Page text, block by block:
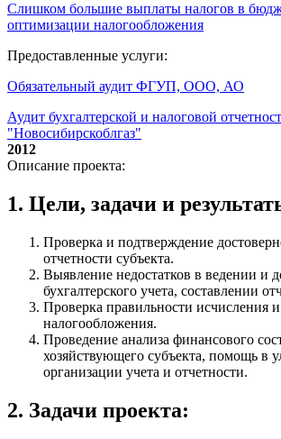
Слишком большие выплаты налогов в
оптимизации налогообложения
Предоставленные услуги:
Обязательный аудит ФГУП, ООО, АО
Аудит бухгалтерской и налоговой
"Новосибирскоблгаз"
2012
Описание проекта:
1. Цели, задачи и
Проверка и подтверждение
отчетности субъекта.
Выявление недостатков в ведении и
бухгалтерского учета, составлении
Проверка правильности исчисления
налогообложения.
Проведение анализа финансового
хозяйствующего субъекта, помощь в
организации учета и отчетности.
2. Задачи проекта: